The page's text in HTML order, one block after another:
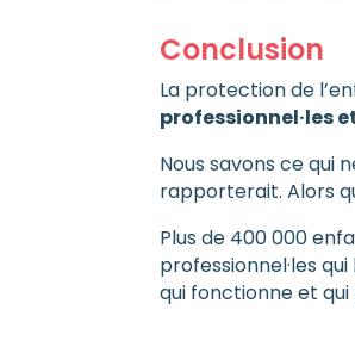
Conclusion
La protection de
professionnel·les
Nous savons ce qui
rapporterait. Alors
Plus de 400 000
professionnel·les
qui fonctionne et